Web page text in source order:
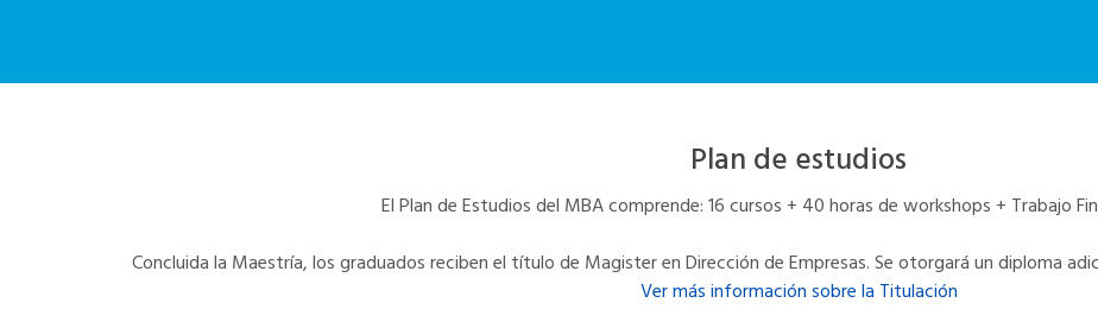
Plan de estudios
El Plan de Estudios del MBA comprende: 16 cursos + 40 horas de workshops + Trabajo
Concluida la Maestría, los graduados reciben el título de Magister en Dirección de Empresas. Se otorgará un diploma
Ver más información sobre la Titulación